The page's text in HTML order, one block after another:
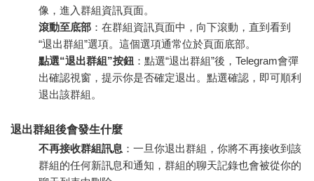
像，進入群組資訊頁面。
滾動至底部 ：在群組資訊頁面中，向下滾動，直到看到
“退出群組”選項。這個選項通常位於頁面底部。
點選“退出群組”按鈕 ：點選“退出群組”後，Telegram會彈
出確認視窗，提示你是否確定退出。點選確認，即可順利
退出該群組。
退出群組後會發生什麼
不再接收群組訊息 ：一旦你退出群組，你將不再接收到該
群組的任何新訊息和通知，群組的聊天記錄也會被從你的